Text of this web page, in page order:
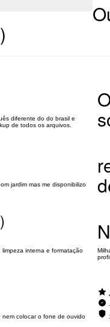
diferente do do brasil e
de todos os arquivos.
jardim mas me disponibilizo
interna e formatação
colocar o fone de ouvido